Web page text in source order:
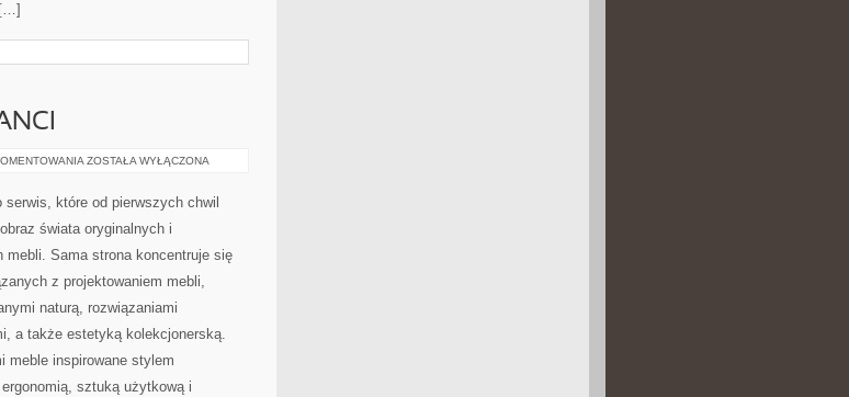
[…]
KULTOWE
PROJEKTANCI
ZOSTAŁA WYŁĄCZONA
serwis, które od pierwszych chwil
świata oryginalnych i
mebli. Sama strona koncentruje się
z projektowaniem mebli,
naturą, rozwiązaniami
a także estetyką kolekcjonerską.
meble inspirowane stylem
sztuką użytkową i